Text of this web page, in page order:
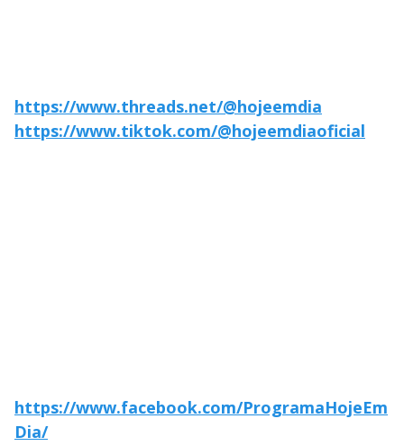
https://www.threads.net/@hojeemdia
https://www.tiktok.com/@hojeemdiaoficial
https://www.facebook.com/ProgramaHojeEm
Dia/